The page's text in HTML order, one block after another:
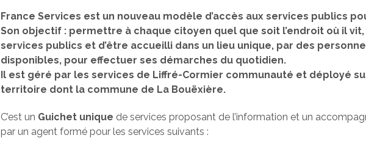
France Services est un nouveau modèle d’accès aux services publics
Son objectif : permettre à chaque citoyen quel que soit l’endroit où il vit,
services publics et d’être accueilli dans un lieu unique, par des
disponibles, pour effectuer ses démarches du quotidien.
Il est géré par les services de Liffré-Cormier communauté et déployé
territoire dont la commune de La Bouëxière.
C’est un Guichet unique de services proposant de l’information et un
par un agent formé pour les services suivants :